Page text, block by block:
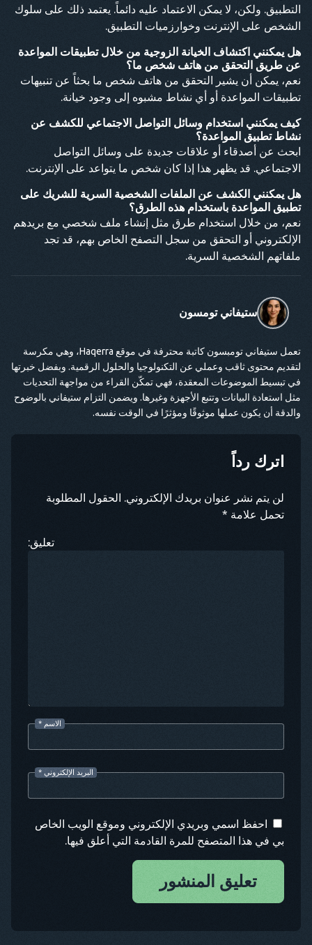
التطبيق. ولكن، لا يمكن الاعتماد عليه دائماً. يعتمد ذلك على سلوك
الشخص على الإنترنت وخوارزميات التطبيق.
هل يمكنني اكتشاف الخيانة الزوجية من خلال تطبيقات المواعدة
عن طريق التحقق من هاتف شخص ما؟
نعم، يمكن أن يشير التحقق من هاتف شخص ما بحثاً عن تنبيهات
تطبيقات المواعدة أو أي نشاط مشبوه إلى وجود خيانة.
كيف يمكنني استخدام وسائل التواصل الاجتماعي للكشف عن
نشاط تطبيق المواعدة؟
ابحث عن أصدقاء أو علاقات جديدة على وسائل التواصل
الاجتماعي. قد يظهر هذا إذا كان شخص ما يتواعد على الإنترنت.
هل يمكنني الكشف عن الملفات الشخصية السرية للشريك على
تطبيق المواعدة باستخدام هذه الطرق؟
نعم، من خلال استخدام طرق مثل إنشاء ملف شخصي مع بريدهم
الإلكتروني أو التحقق من سجل التصفح الخاص بهم، قد تجد
ملفاتهم الشخصية السرية.
ستيفاني تومسون
تعمل ستيفاني تومبسون كاتبة محترفة في موقع Haqerra، وهي مكرسة
لتقديم محتوى ثاقب وعملي عن التكنولوجيا والحلول الرقمية. وبفضل خبرتها
في تبسيط الموضوعات المعقدة، فهي تمكّن القراء من مواجهة التحديات
مثل استعادة البيانات وتتبع الأجهزة وغيرها. ويضمن التزام ستيفاني بالوضوح
والدقة أن يكون عملها موثوقًا ومؤثرًا في الوقت نفسه.
اترك رداً
لن يتم نشر عنوان بريدك الإلكتروني. الحقول المطلوبة
تحمل علامة *
تعليق:
الاسم *
البريد الإلكتروني *
احفظ اسمي وبريدي الإلكتروني وموقع الويب الخاص
بي في هذا المتصفح للمرة القادمة التي أعلق فيها.
تعليق المنشور